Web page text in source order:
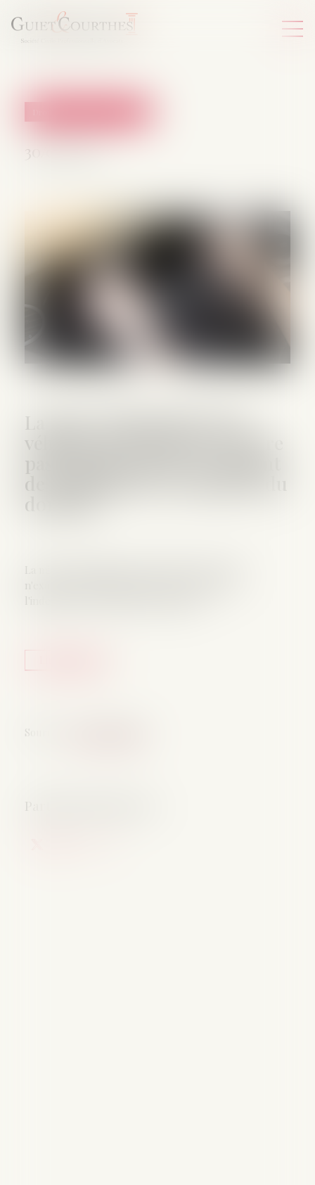
La mise à disposition d'un
véhicule de fonction n'exonère
pas l'employeur du versement
de l'indemnité d'occupation du
domicile
30/04/2025
Source :
La mise à disposition d'un véhicule de fonction